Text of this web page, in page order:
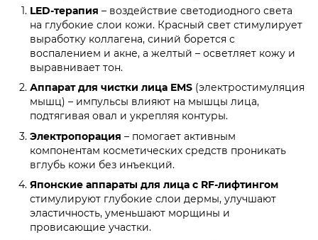
LED-терапия – воздействие светодиодного света
на глубокие слои кожи. Красный свет стимулирует
выработку коллагена, синий борется с
воспалением и акне, а желтый – осветляет кожу и
выравнивает тон.
Аппарат для чистки лица EMS (электростимуляция
мышц) – импульсы влияют на мышцы лица,
подтягивая овал и укрепляя контуры.
Электропорация – помогает активным
компонентам косметических средств проникать
вглубь кожи без инъекций.
Японские аппараты для лица с RF-лифтингом
стимулируют глубокие слои дермы, улучшают
эластичность, уменьшают морщины и
провисающие участки.